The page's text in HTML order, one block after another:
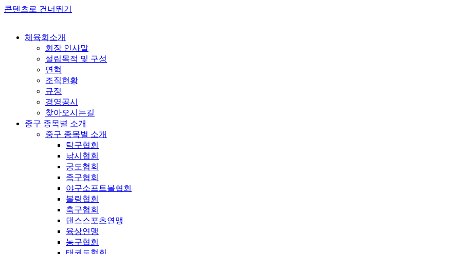
콘텐츠로 건너뛰기
체육회소개
회장 인사말
설립목적 및 구성
연혁
조직현황
규정
경영공시
찾아오시는길
중구 종목별 소개
중구 종목별 소개
탁구협회
낚시협회
궁도협회
족구협회
야구소프트볼협회
볼링협회
축구협회
댄스스포츠연맹
육상연맹
농구협회